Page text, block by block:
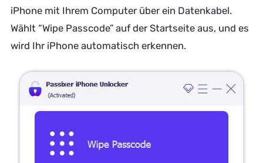
iPhone mit Ihrem Computer über ein Datenkabel.
Wählt “Wipe Passcode” auf der Startseite aus, und es
wird Ihr iPhone automatisch erkennen.